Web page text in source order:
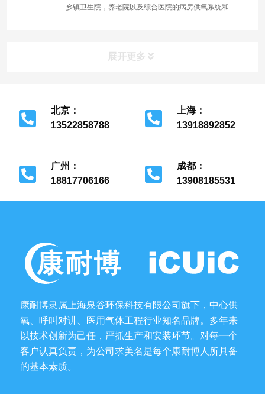
乡镇卫生院，养老院以及综合医院的病房供氧系统和医
用气体工程解决方案。医用气体管道和病房设备带以及
展开更多
北京：
13522858788
上海：
13918892852
广州：
18817706166
成都：
13908185531
康耐博隶属上海泉谷环保科技有限公司旗下，中心供
氧、呼叫对讲、医用气体工程行业知名品牌。多年来
以技术创新为己任，严抓生产和安装环节。对每一个
客户认真负责，为公司求美名是每个康耐博人所具备
的基本素质。